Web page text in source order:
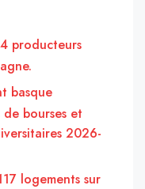
producteurs
basque
bourses et
2026-
logements sur